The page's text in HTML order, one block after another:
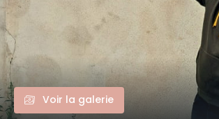
Voir la galerie